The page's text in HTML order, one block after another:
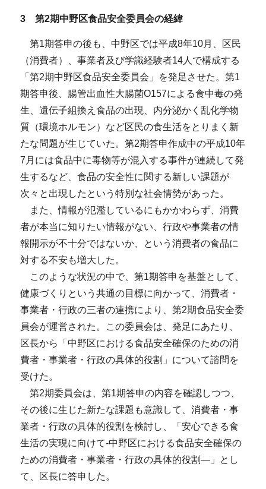
3 第2期中野区食品安全委員会の経緯
第1期答申の後も、中野区では平成8年10月、区民
（消費者）、事業者及び学識経験者14人で構成する
「第2期中野区食品安全委員会」を発足させた。第1
期答申後、腸管出血性大腸菌O157による食中毒の発
生、遺伝子組換え食品の出現、内分泌かく乱化学物
質（環境ホルモン）など区民の食生活をとりまく新
たな問題が生じていた。第2期答申作成中の平成10年
7月には食品中に毒物等が混入する事件が連続して発
生するなど、食品の安全性に関する新しい課題が
次々と出現したという特別な社会情勢があった。
また、情報が氾濫しているにもかかわらず、消費
者が本当に知りたい情報がない、行政や事業者の情
報開示が不十分ではないか、という消費者の食品に
対する不安も増大した。
このような状況の中で、第1期答申を基盤として、
健康づくりという共通の目標に向かって、消費者・
事業者・行政の三者の連携により、第2期食品安全委
員会が運営された。この委員会は、発足にあたり、
区長から「中野区における食品安全確保のための消
費者・事業者・行政の具体的役割」について諮問を
受けた。
第2期委員会は、第1期答申の内容を確認しつつ、
その後に生じた新たな課題も意識して、消費者・事
業者・行政の具体的役割を検討し、「安心できる食
生活の実現に向けて-中野区における食品安全確保の
ための消費者・事業者・行政の具体的役割―」とし
て、区長に答申した。